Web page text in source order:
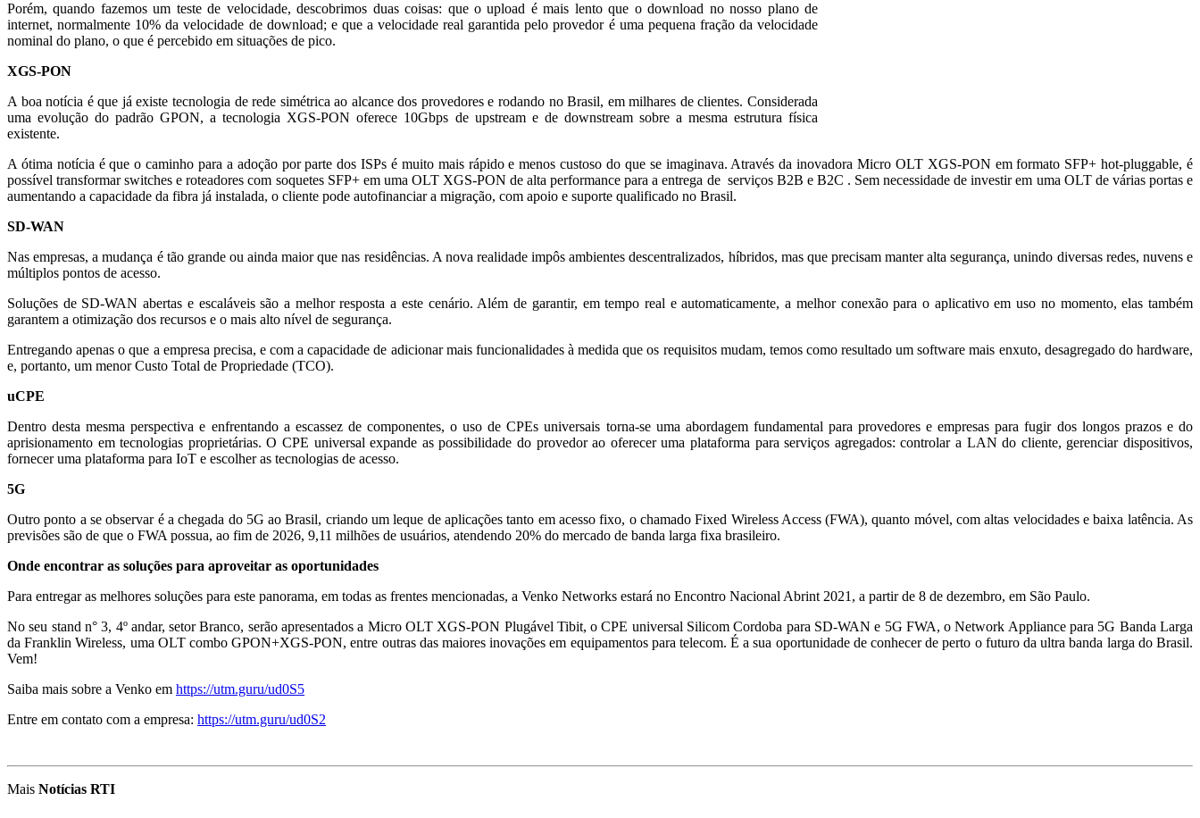
Porém, quando fazemos um teste de velocidade, descobrimos duas coisas: que o upload é mais lento que o download no nosso plano de
internet, normalmente 10% da velocidade de download; e que a velocidade real garantida pelo provedor é uma pequena fração da velocidade
nominal do plano, o que é percebido em situações de pico.
XGS-PON
A boa notícia é que já existe tecnologia de rede simétrica ao alcance dos provedores e rodando no Brasil, em milhares de clientes. Considerada
uma evolução do padrão GPON, a tecnologia XGS-PON oferece 10Gbps de upstream e de downstream sobre a mesma estrutura física
existente.
A ótima notícia é que o caminho para a adoção por parte dos ISPs é muito mais rápido e menos custoso do que se imaginava. Através da inovadora Micro OLT XGS-PON em formato SFP+ hot-pluggable, é
possível transformar switches e roteadores com soquetes SFP+ em uma OLT XGS-PON de alta performance para a entrega de serviços B2B e B2C . Sem necessidade de investir em uma OLT de várias portas e
aumentando a capacidade da fibra já instalada, o cliente pode autofinanciar a migração, com apoio e suporte qualificado no Brasil.
SD-WAN
Nas empresas, a mudança é tão grande ou ainda maior que nas residências. A nova realidade impôs ambientes descentralizados, híbridos, mas que precisam manter alta segurança, unindo diversas redes, nuvens e
múltiplos pontos de acesso.
Soluções de SD-WAN abertas e escaláveis são a melhor resposta a este cenário. Além de garantir, em tempo real e automaticamente, a melhor conexão para o aplicativo em uso no momento, elas também
garantem a otimização dos recursos e o mais alto nível de segurança.
Entregando apenas o que a empresa precisa, e com a capacidade de adicionar mais funcionalidades à medida que os requisitos mudam, temos como resultado um software mais enxuto, desagregado do hardware,
e, portanto, um menor Custo Total de Propriedade (TCO).
uCPE
Dentro desta mesma perspectiva e enfrentando a escassez de componentes, o uso de CPEs universais torna-se uma abordagem fundamental para provedores e empresas para fugir dos longos prazos e do
aprisionamento em tecnologias proprietárias. O CPE universal expande as possibilidade do provedor ao oferecer uma plataforma para serviços agregados: controlar a LAN do cliente, gerenciar dispositivos,
fornecer uma plataforma para IoT e escolher as tecnologias de acesso.
5G
Outro ponto a se observar é a chegada do 5G ao Brasil, criando um leque de aplicações tanto em acesso fixo, o chamado Fixed Wireless Access (FWA), quanto móvel, com altas velocidades e baixa latência. As
previsões são de que o FWA possua, ao fim de 2026, 9,11 milhões de usuários, atendendo 20% do mercado de banda larga fixa brasileiro.
Onde encontrar as soluções para aproveitar as oportunidades
Para entregar as melhores soluções para este panorama, em todas as frentes mencionadas, a Venko Networks estará no Encontro Nacional Abrint 2021, a partir de 8 de dezembro, em São Paulo.
No seu stand n° 3, 4º andar, setor Branco, serão apresentados a Micro OLT XGS-PON Plugável Tibit, o CPE universal Silicom Cordoba para SD-WAN e 5G FWA, o Network Appliance para 5G Banda Larga
da Franklin Wireless, uma OLT combo GPON+XGS-PON, entre outras das maiores inovações em equipamentos para telecom. É a sua oportunidade de conhecer de perto o futuro da ultra banda larga do Brasil.
Vem!
Saiba mais sobre a Venko em https://utm.guru/ud0S5
Entre em contato com a empresa: https://utm.guru/ud0S2
Mais Notícias RTI